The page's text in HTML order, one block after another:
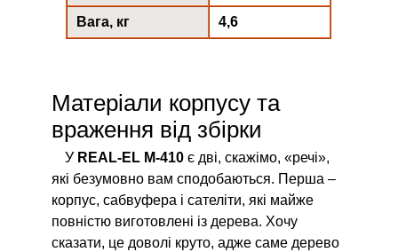
Вага, кг 4,6
Матеріали корпусу та
враження від збірки
У REAL-EL M-410є дві, скажімо, «речі»,
які безумовно вам сподобаються. Перша –
корпус, сабвуфера і сателіти, які майже
повністю виготовлені із дерева. Хочу
сказати, це доволі круто, адже саме дерево